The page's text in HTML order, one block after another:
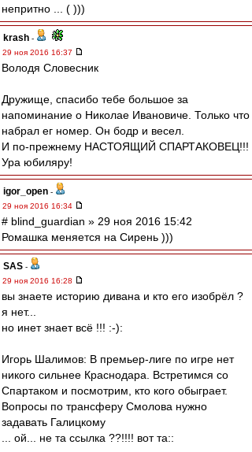
непритно ... ( )))
krash -
29 ноя 2016 16:37
Володя Словесник
Дружище, спасибо тебе большое за
напоминание о Николае Ивановиче. Только что
набрал ег номер. Он бодр и весел.
И по-прежнему НАСТОЯЩИЙ СПАРТАКОВЕЦ!!!
Ура юбиляру!
igor_open -
29 ноя 2016 16:34
# blind_guardian » 29 ноя 2016 15:42
Ромашка меняется на Сирень )))
SAS -
29 ноя 2016 16:28
вы знаете историю дивана и кто его изобрёл ?
я нет...
но инет знает всё !!! :-):
Игорь Шалимов: В премьер-лиге по игре нет
никого сильнее Краснодара. Встретимся со
Спартаком и посмотрим, кто кого обыграет.
Вопросы по трансферу Смолова нужно
задавать Галицкому
... ой... не та ссылка ??!!!! вот та::